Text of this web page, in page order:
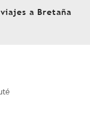
a Bretaña